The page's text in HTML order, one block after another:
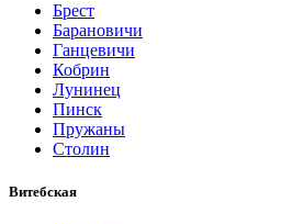
Брест
Барановичи
Ганцевичи
Кобрин
Лунинец
Пинск
Пружаны
Столин
Витебская